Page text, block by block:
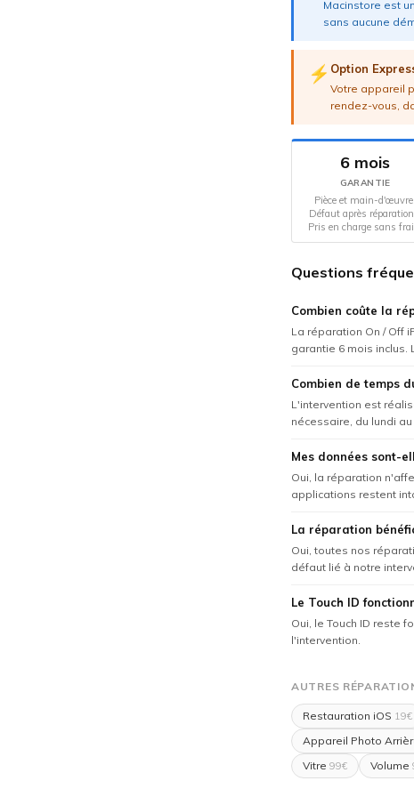
Macinstore est
sans aucune
⚡ Option
Votre appareil
rendez-vous,
6 mois
GARANTIE
Pièce et main-d'œuvre.
Défaut après
Pris en charge sans
Questions
Combien coûte la
La réparation On / Off
garantie 6 mois inclus.
Combien de temps
L'intervention est
nécessaire, du lundi
Mes données sont-
Oui, la réparation
applications restent
La réparation
Oui, toutes nos
défaut lié à notre
Le Touch ID
Oui, le Touch ID reste
l'intervention.
AUTRES
Restauration iOS 19€
Appareil Photo
Vitre 99€ Volume